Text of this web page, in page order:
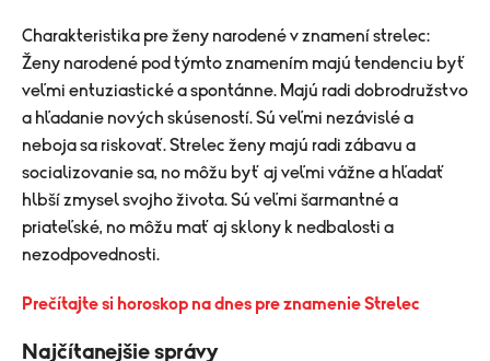
Charakteristika pre ženy narodené v znamení strelec:
Ženy narodené pod týmto znamením majú tendenciu byť
veľmi entuziastické a spontánne. Majú radi dobrodružstvo
a hľadanie nových skúseností. Sú veľmi nezávislé a
neboja sa riskovať. Strelec ženy majú radi zábavu a
socializovanie sa, no môžu byť aj veľmi vážne a hľadať
hlbší zmysel svojho života. Sú veľmi šarmantné a
priateľské, no môžu mať aj sklony k nedbalosti a
nezodpovednosti.
Prečítajte si horoskop na dnes pre znamenie Strelec
Najčítanejšie správy